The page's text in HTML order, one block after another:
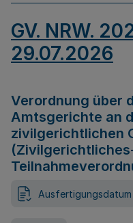
GV. NRW.
29.07.2026
Verordnung über
Amtsgerichte an
zivilgerichtlichen
Ausfertigungsdatum